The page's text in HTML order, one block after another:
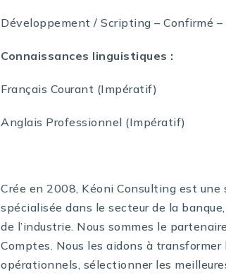
Développement / Scripting – Confirmé
Connaissances linguistiques :
Français Courant (Impératif)
Anglais Professionnel (Impératif)
Crée en 2008, Kéoni Consulting est
spécialisée dans le secteur de la
de l’industrie. Nous sommes le
Comptes. Nous les aidons à
opérationnels, sélectionner les